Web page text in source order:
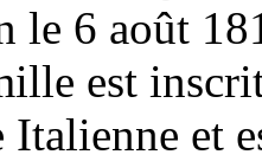
le 6 août
est
Italienne et